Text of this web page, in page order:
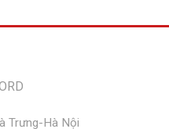
Trưng-Hà Nội